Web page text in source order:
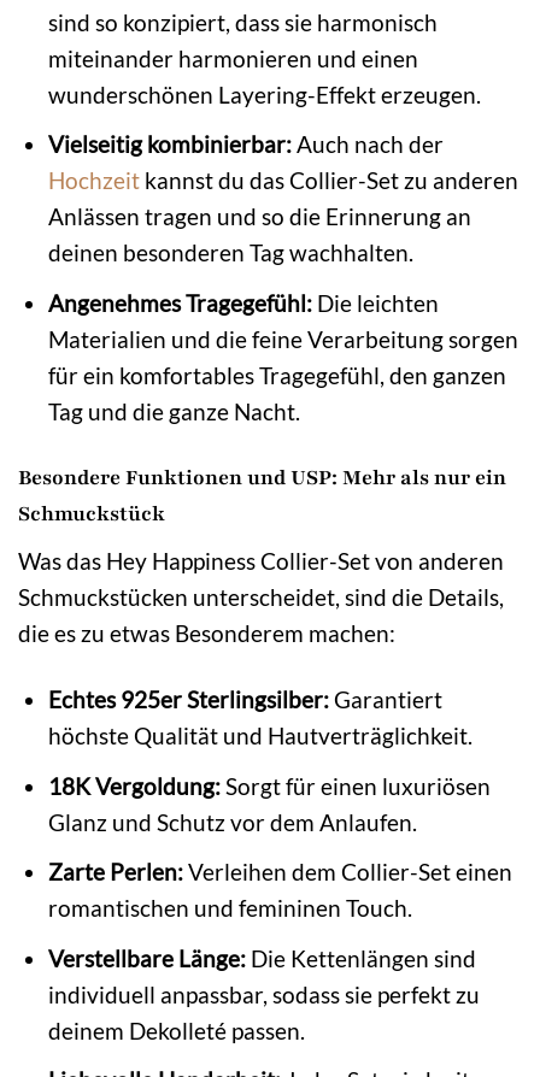
sind so konzipiert, dass sie harmonisch
miteinander harmonieren und einen
wunderschönen Layering-Effekt erzeugen.
Vielseitig kombinierbar:Auch nach der
Hochzeitkannst du das Collier-Set zu anderen
Anlässen tragen und so die Erinnerung an
deinen besonderen Tag wachhalten.
Angenehmes Tragegefühl:Die leichten
Materialien und die feine Verarbeitung sorgen
für ein komfortables Tragegefühl, den ganzen
Tag und die ganze Nacht.
Besondere Funktionen und USP: Mehr als nur ein
Schmuckstück
Was das Hey Happiness Collier-Set von anderen
Schmuckstücken unterscheidet, sind die Details,
die es zu etwas Besonderem machen:
Echtes 925er Sterlingsilber:Garantiert
höchste Qualität und Hautverträglichkeit.
18K Vergoldung:Sorgt für einen luxuriösen
Glanz und Schutz vor dem Anlaufen.
Zarte Perlen:Verleihen dem Collier-Set einen
romantischen und femininen Touch.
Verstellbare Länge:Die Kettenlängen sind
individuell anpassbar, sodass sie perfekt zu
deinem Dekolleté passen.